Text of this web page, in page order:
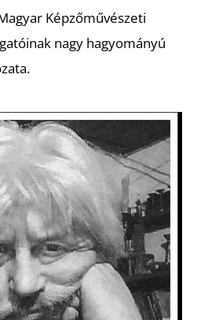
Képzőművészeti
nagy hagyományú